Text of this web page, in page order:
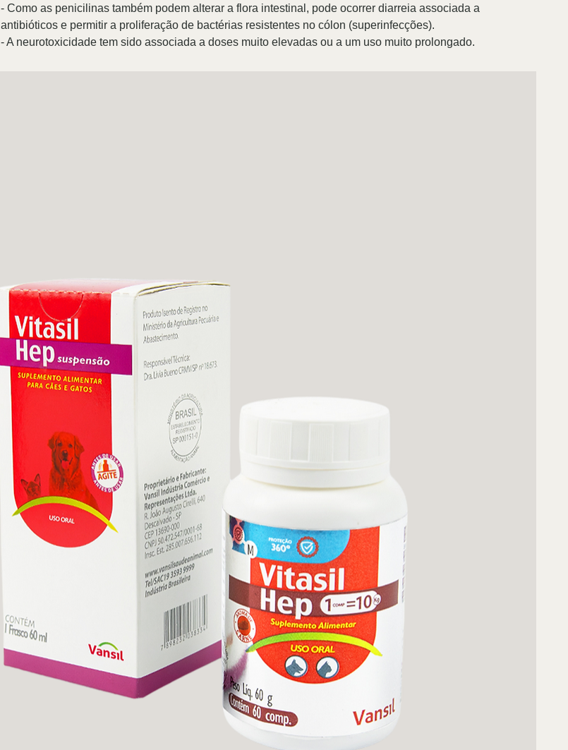
- Como as penicilinas também podem alterar a flora intestinal, pode ocorrer diarreia associada a
antibióticos e permitir a proliferação de bactérias resistentes no cólon (superinfecções).
- A neurotoxicidade tem sido associada a doses muito elevadas ou a um uso muito prolongado.